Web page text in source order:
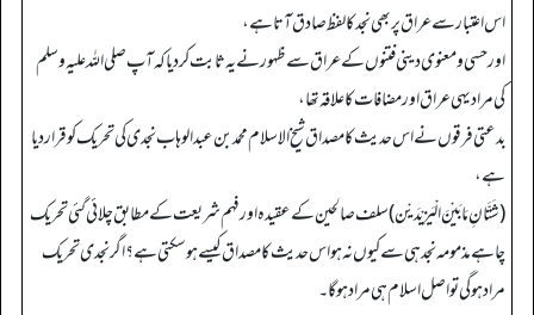
اس اعتبار سے عراق پر بھی نجد کا لفظ صادق آتا ہے،
اور حسی ومعنوی دینی فتنوں کے عراق سے ظہورنے یہ ثابت کر دیا کہ آپ صلی اللہ علیہ وسلم
کی مراد یہی عراق اورمضافات کا علاقہ تھا،
بدعتی فرقوں نے اس حدیث کا مصداق شیخ الاسلام محمد بن عبدالوہاب نجدی کی تحریک کو قرار دیا
ہے،
(شَتَّانِ مَابَیْنَ الْیَزِیْدَیْن) سلف صالحین کے عقیدہ اور فہم شریعت کے مطابق چلائی گئی تحریک
چاہے مذمومہ نجد ہی سے کیوں نہ ہو اس حدیث کا مصداق کیسے ہو سکتی ہے؟ اگرنجدی تحریک
مراد ہو گی تو اصل اسلام ہی مراد ہو گا۔